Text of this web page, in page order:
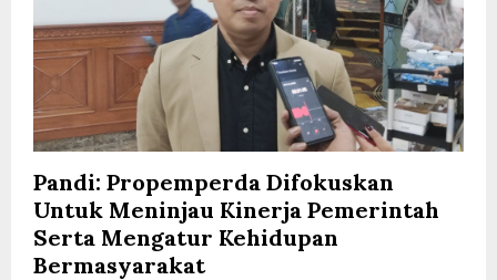
Pandi: Propemperda Difokuskan
Untuk Meninjau Kinerja Pemerintah
Serta Mengatur Kehidupan
Bermasyarakat